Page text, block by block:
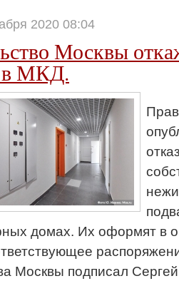
2020 08:04
Москвы
в МКД.
домах. Их оформят в
Москвы подписал